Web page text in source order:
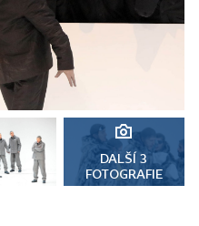
DALŠÍ 3
FOTOGRAFIE